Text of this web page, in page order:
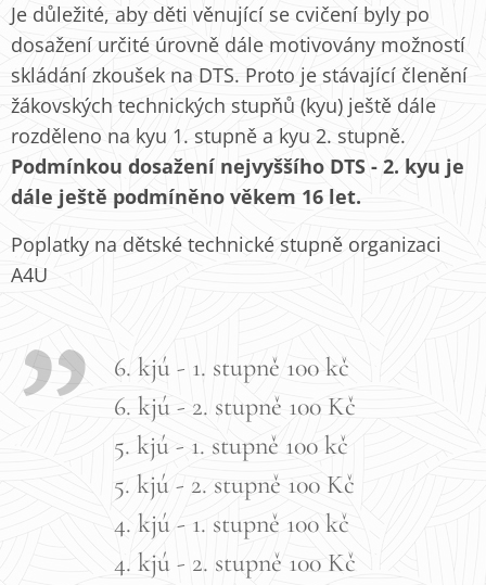
Je důležité, aby děti věnující se cvičení byly po
dosažení určité úrovně dále motivovány možností
skládání zkoušek na DTS. Proto je stávající členění
žákovských technických stupňů (kyu) ještě dále
rozděleno na kyu 1. stupně a kyu 2. stupně.
Podmínkou dosažení nejvyššího DTS - 2. kyu je
dále ještě podmíněno věkem 16 let.
Poplatky na dětské technické stupně organizaci
A4U
6. kjú - 1. stupně 100 kč
6. kjú - 2. stupně 100 Kč
5. kjú - 1. stupně 100 kč
5. kjú - 2. stupně 100 Kč
4. kjú - 1. stupně 100 kč
4. kjú - 2. stupně 100 Kč